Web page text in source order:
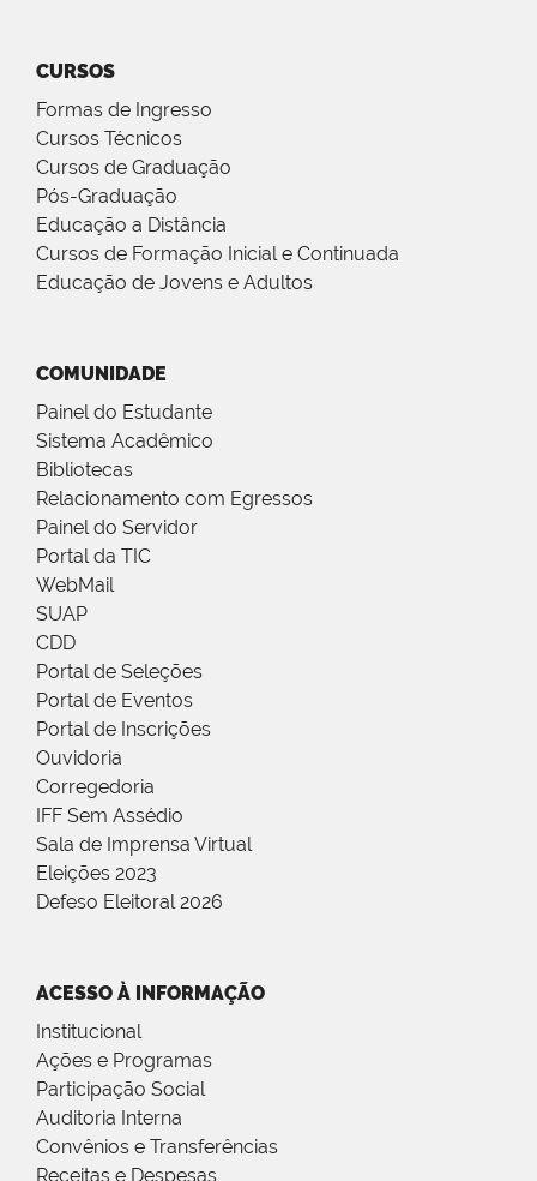
CURSOS
Formas de Ingresso
Cursos Técnicos
Cursos de Graduação
Pós-Graduação
Educação a Distância
Cursos de Formação Inicial e Continuada
Educação de Jovens e Adultos
COMUNIDADE
Painel do Estudante
Sistema Acadêmico
Bibliotecas
Relacionamento com Egressos
Painel do Servidor
Portal da TIC
WebMail
SUAP
CDD
Portal de Seleções
Portal de Eventos
Portal de Inscrições
Ouvidoria
Corregedoria
IFF Sem Assédio
Sala de Imprensa Virtual
Eleições 2023
Defeso Eleitoral 2026
ACESSO À INFORMAÇÃO
Institucional
Ações e Programas
Participação Social
Auditoria Interna
Convênios e Transferências
Receitas e Despesas